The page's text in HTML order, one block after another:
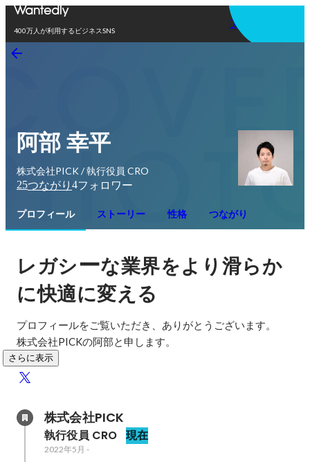
400万人が利用するビジネスSNS
アプリを使う
阿部 幸平
株式会社PICK / 執行役員 CRO
25つながり 4フォロワー
プロフィール ストーリー 性格 つながり
レガシーな業界をより滑らか
に快適に変える
プロフィールをご覧いただき、ありがとうございます。
株式会社PICKの阿部と申します。
さらに表示
株式会社PICK
執行役員 CRO 現在
2022年5月 -